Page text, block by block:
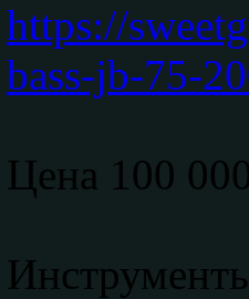
https://
bass-jb-75-
Цена 100